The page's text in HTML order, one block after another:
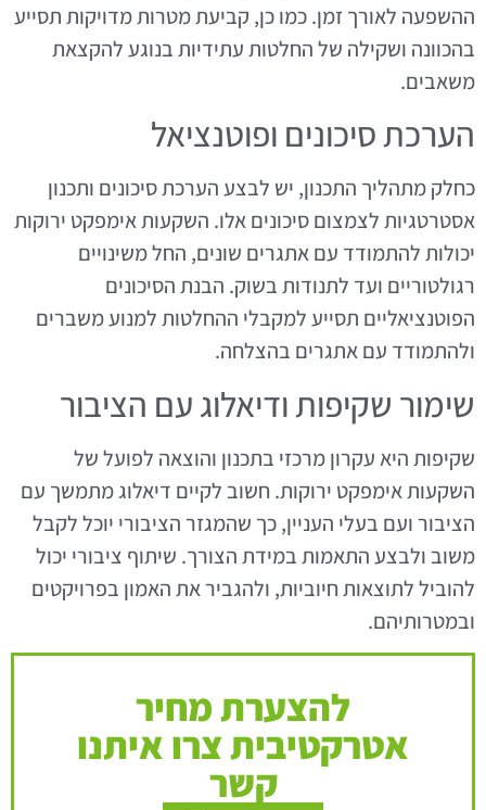
ההשפעה לאורך זמן. כמו כן, קביעת מטרות מדויקות תסייע
בהכוונה ושקילה של החלטות עתידיות בנוגע להקצאת
משאבים.
הערכת סיכונים ופוטנציאל
כחלק מתהליך התכנון, יש לבצע הערכת סיכונים ותכנון
אסטרטגיות לצמצום סיכונים אלו. השקעות אימפקט ירוקות
יכולות להתמודד עם אתגרים שונים, החל משינויים
רגולטוריים ועד לתנודות בשוק. הבנת הסיכונים
הפוטנציאליים תסייע למקבלי ההחלטות למנוע משברים
ולהתמודד עם אתגרים בהצלחה.
שימור שקיפות ודיאלוג עם הציבור
שקיפות היא עקרון מרכזי בתכנון והוצאה לפועל של
השקעות אימפקט ירוקות. חשוב לקיים דיאלוג מתמשך עם
הציבור ועם בעלי העניין, כך שהמגזר הציבורי יוכל לקבל
משוב ולבצע התאמות במידת הצורך. שיתוף ציבורי יכול
להוביל לתוצאות חיוביות, ולהגביר את האמון בפרויקטים
ובמטרותיהם.
להצערת מחיר
אטרקטיבית צרו איתנו
קשר